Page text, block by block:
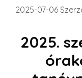
2025-07-06
2025.